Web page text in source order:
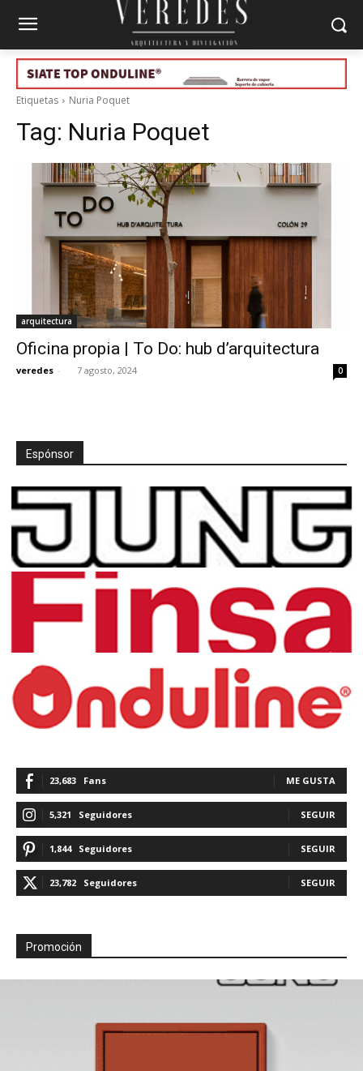
Etiquetas Nuria Poquet
Tag: Nuria Poquet
arquitectura
Oficina propia | To Do: hub d’arquitectura
veredes - 7 agosto, 2024 0
Espónsor
23,683 Fans ME GUSTA
5,321 Seguidores SEGUIR
1,844 Seguidores SEGUIR
23,782 Seguidores SEGUIR
Promoción